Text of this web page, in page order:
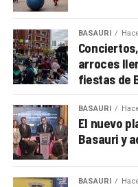
BASAURI
arroces
fiestas de
BASAURI
El nuevo
Basauri y
BASAURI